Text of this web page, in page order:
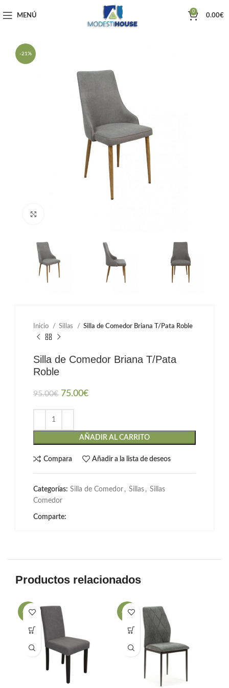
MENÚ
0
0.00€
-21%
Inicio Sillas Silla de Comedor Briana T/Pata Roble
Silla de Comedor Briana T/Pata
Roble
95.00€ 75.00€
AÑADIR AL CARRITO
Compara Añadir a la lista de deseos
Categorías: Silla de Comedor , Sillas , Sillas
Comedor
Comparte:
Productos relacionados
-32% -53%